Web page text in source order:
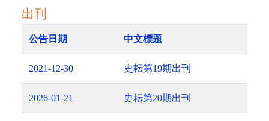
出刊
公告日期 中文標題
2021-12-30 史耘第19期出刊
2026-01-21 史耘第20期出刊